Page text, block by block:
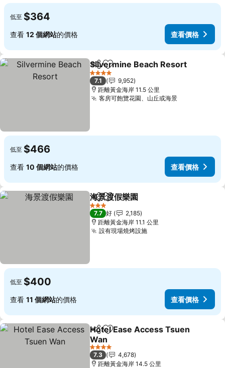
低至 $364
查看 12 個網站的價格 查看價格
分享 放到收藏夾
Silvermine Beach Resort
4 星級
7.1
9,952
距離黃金海岸 11.5 公里
客房可飽覽花園、山丘或海景查看價格
低至 $466
查看 10 個網站的價格 查看價格
分享 放到收藏夾
海景渡假樂園
3 星級
7.7 好
2,185
距離黃金海岸 11.1 公里
設有現場燒烤設施查看價格
低至 $400
查看 11 個網站的價格 查看價格
分享 放到收藏夾
Hotel Ease Access Tsuen
Wan
查看價格
4 星級
7.3
4,678
距離黃金海岸 14.5 公里